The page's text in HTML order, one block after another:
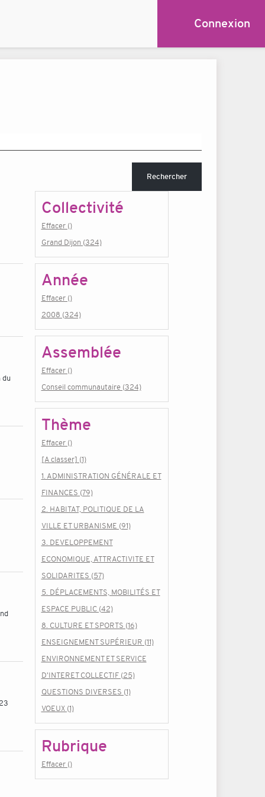
Connexion
Rechercher
du
Collectivité
Effacer ()
Grand Dijon (324)
Année
Effacer ()
2008 (324)
Assemblée
Effacer ()
Conseil communautaire (324)
Thème
Effacer ()
[A classer] (1)
1. ADMINISTRATION GÉNÉRALE ET
FINANCES (79)
2. HABITAT, POLITIQUE DE LA
VILLE ET URBANISME (91)
3. DEVELOPPEMENT
ECONOMIQUE, ATTRACTIVITE ET
SOLIDARITES (57)
5. DÉPLACEMENTS, MOBILITÉS ET
ESPACE PUBLIC (42)
8. CULTURE ET SPORTS (16)
ENSEIGNEMENT SUPÉRIEUR (11)
ENVIRONNEMENT ET SERVICE
D'INTERET COLLECTIF (25)
QUESTIONS DIVERSES (1)
VOEUX (1)
Rubrique
Effacer ()